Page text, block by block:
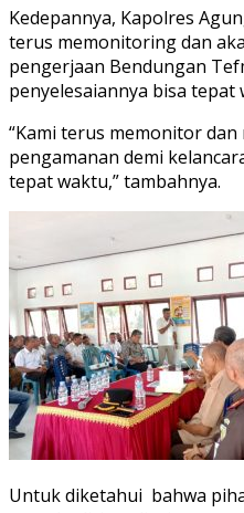
Kedepannya, Kapolres
terus memonitoring dan
pengerjaan Bendungan
penyelesaiannya bisa tepat
“Kami terus memonitor
pengamanan demi
tepat waktu,” tambahnya.
Untuk diketahui bahwa